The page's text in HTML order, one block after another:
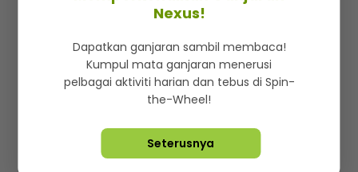
Iklan di SMG360
Terma & Syarat Dasar Privasi
Lebih hot, viral dan sensasi
Hakcipta Terpelihara ©2026. Star Media Group Berhad
Nexus!
Dapatkan ganjaran sambil membaca!
Kumpul mata ganjaran menerusi
pelbagai aktiviti harian dan tebus di Spin-
the-Wheel!
Seterusnya